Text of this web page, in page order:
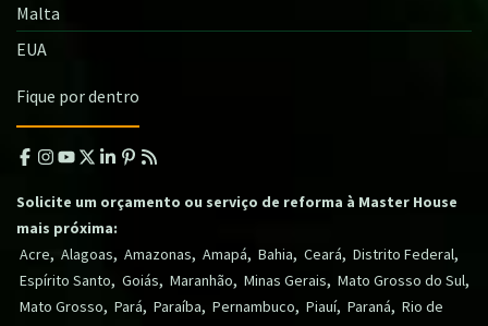
Malta
EUA
Fique por dentro
Solicite um orçamento ou serviço de reforma à Master House
mais próxima:
Acre, Alagoas, Amazonas, Amapá, Bahia, Ceará, Distrito Federal,
Espírito Santo, Goiás, Maranhão, Minas Gerais, Mato Grosso do Sul,
Mato Grosso, Pará, Paraíba, Pernambuco, Piauí, Paraná, Rio de